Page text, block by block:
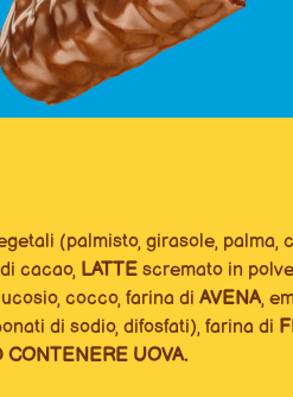
(palmisto, girasole, palma,
cacao, LATTE scremato in
cocco, farina di AVENA,
di sodio, difosfati), farina di
CONTENERE UOVA.